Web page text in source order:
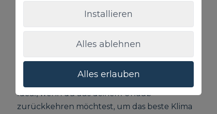
Qualität, um einen günstigen Urlaub zu
genießen, ohne auf etwas verzichten zu
In der Nähe des Strandes
Ideal, wenn du aus deinem Urlaub
zurückkehren möchtest, um das beste Klima
Installieren
Alles ablehnen
Alles erlauben